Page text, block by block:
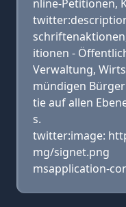
nline-Petitionen,
itionen -
Verwaltung,
mündigen
tie auf allen
s.
twitter:image:
mg/signet.png
msapplication-